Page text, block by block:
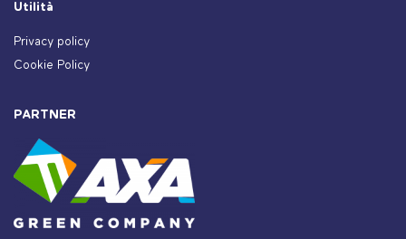
Utilità
Privacy policy
Cookie Policy
PARTNER